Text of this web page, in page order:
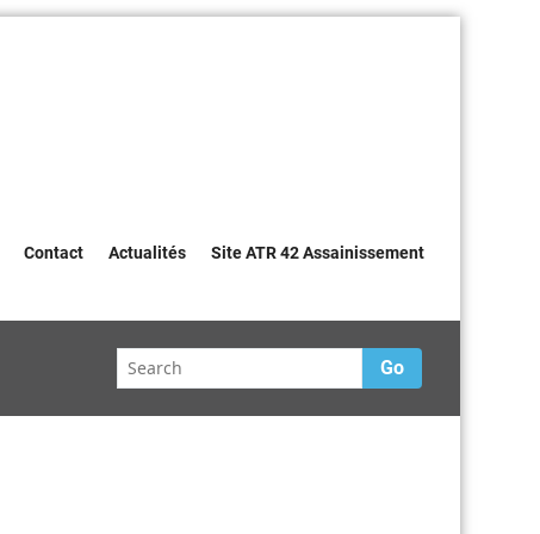
Contact Actualités Site ATR 42 Assainissement
Go